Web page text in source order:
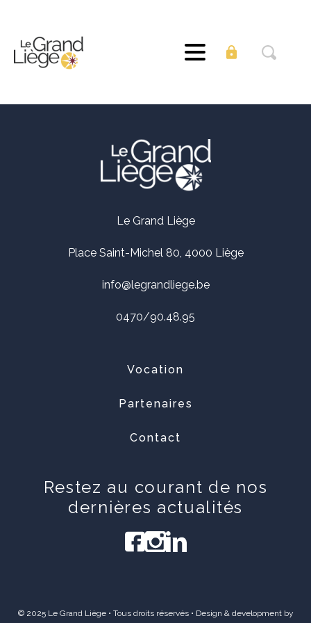
Le Grand Liège
Place Saint-Michel 80, 4000 Liège
info@legrandliege.be
0470/90.48.95
Vocation
Partenaires
Contact
Restez au courant de nos
dernières actualités
© 2025 Le Grand Liège • Tous droits réservés • Design & development by